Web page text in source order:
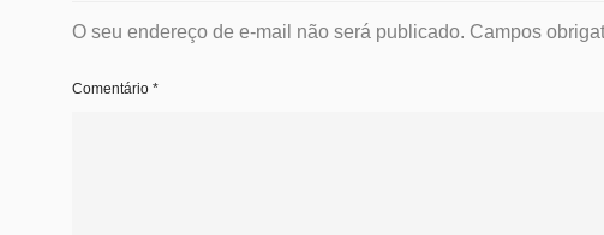
O seu endereço de e-mail não será publicado. Campos
Comentário *